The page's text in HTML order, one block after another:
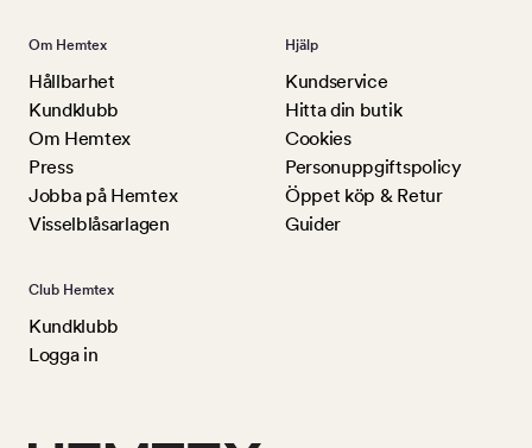
Om Hemtex
Hållbarhet
Kundklubb
Om Hemtex
Press
Jobba på Hemtex
Visselblåsarlagen
Hjälp
Kundservice
Hitta din butik
Cookies
Personuppgiftspolicy
Öppet köp & Retur
Guider
Club Hemtex
Kundklubb
Logga in